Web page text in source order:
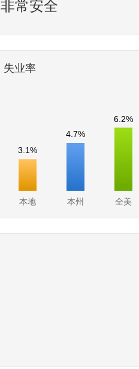
非常安全
失业率
本地 本州 全美
3.1%
4.7%
6.2%